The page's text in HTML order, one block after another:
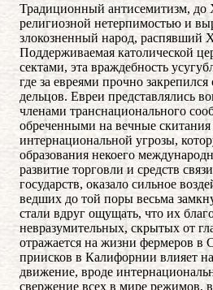
Традиционный антисемитизм, до
религиозной нетерпимостью и
злокозненный народ,
Поддерживаемая католической
сектами, эта враждебность
где за евреями прочно
дельцов. Евреи представлялись
членами транснационального
обреченными на вечные скитания
интернациональной угрозы,
образования некоего
развитие торговли и средств
государств, оказало сильное
ведших до той поры весьма
стали вдруг ощущать, что их
невразумительных, скрытых от
отражается на жизни фермеров
приисков в Калифорнии влияет
движение, вроде
свержение всех в мире режимов,